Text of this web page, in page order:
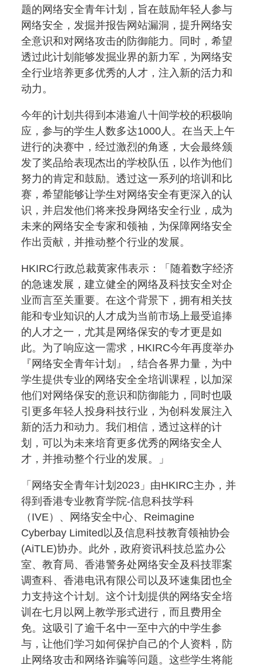
题的网络安全青年计划，旨在鼓励年轻人参与
网络安全，发掘并报告网站漏洞，提升网络安
全意识和对网络攻击的防御能力。同时，希望
透过此计划能够发掘业界的新力军，为网络安
全行业培养更多优秀的人才，注入新的活力和
动力。
今年的计划共得到本港逾八十间学校的积极响
应，参与的学生人数多达1000人。在当天上午
进行的决赛中，经过激烈的角逐，大会最终颁
发了奖品给表现杰出的学校队伍，以作为他们
努力的肯定和鼓励。透过这一系列的培训和比
赛，希望能够让学生对网络安全有更深入的认
识，并启发他们将来投身网络安全行业，成为
未来的网络安全专家和领袖，为保障网络安全
作出贡献，并推动整个行业的发展。
HKIRC行政总裁黄家伟表示：「随着数字经济
的急速发展，建立健全的网络及科技安全对企
业而言至关重要。在这个背景下，拥有相关技
能和专业知识的人才成为当前市场上最受追捧
的人才之一，尤其是网络保安的专才更是如
此。为了响应这一需求，HKIRC今年再度举办
『网络安全青年计划』，结合各界力量，为中
学生提供专业的网络安全全培训课程，以加深
他们对网络保安的意识和防御能力，同时也吸
引更多年轻人投身科技行业，为创科发展注入
新的活力和动力。我们相信，透过这样的计
划，可以为未来培育更多优秀的网络安全人
才，并推动整个行业的发展。」
「网络安全青年计划2023」由HKIRC主办，并
得到香港专业教育学院-信息科技学科
（IVE）、网络安全中心、Reimagine
Cyberbay Limited以及信息科技教育领袖协会
(AiTLE)协办。此外，政府资讯科技总监办公
室、教育局、香港警务处网络安全及科技罪案
调查科、香港电讯有限公司以及环速集团也全
力支持这个计划。这个计划提供的网络安全培
训在七月以网上教学形式进行，而且费用全
免。这吸引了逾千名中一至中六的中学生参
与，让他们学习如何保护自己的个人资料，防
止网络攻击和网络诈骗等问题。这些学生将能